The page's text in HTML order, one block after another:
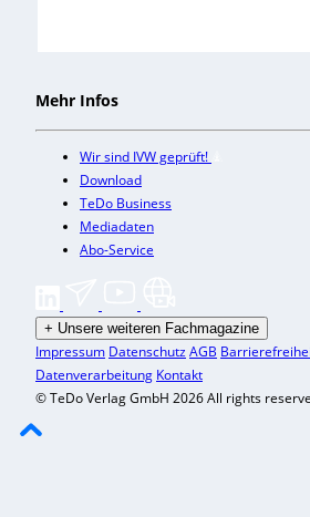
Mehr Infos
Wir sind IVW geprüft!
Download
TeDo Business
Mediadaten
Abo-Service
+ Unsere weiteren Fachmagazine
Impressum DatenschutzAGB
Datenverarbeitung Kontakt
© TeDo Verlag GmbH 2026 All rights